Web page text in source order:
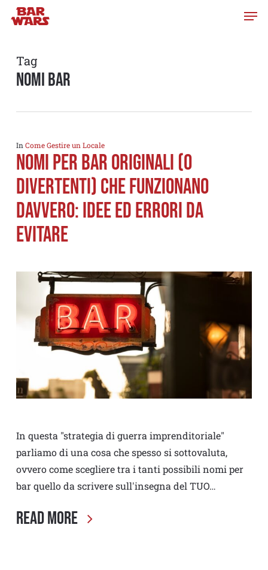
Skip
content
Tag
nomi bar
In Come Gestire un Locale
NOMI PER BAR originali (o
divertenti) che funzionano
davvero: idee ed ERRORI DA
EVITARE
In questa "strategia di guerra imprenditoriale"
parliamo di una cosa che spesso si sottovaluta,
ovvero come scegliere tra i tanti possibili nomi per
bar quello da scrivere sull'insegna del TUO…
Read More